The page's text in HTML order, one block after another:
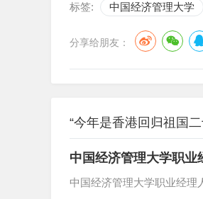
标签: 中国经济管理大学
分享给朋友：
“今年是香港回归祖国
中国经济管理大学职业
中国经济管理大学职业经